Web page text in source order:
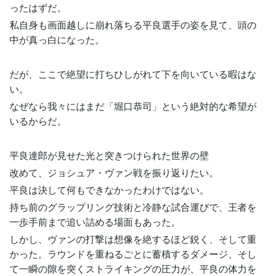
ったはずだ。
私自身も画面越しに崩れ落ちる平良選手の姿を見て、頭の
中が真っ白になった。
だが、ここで絶望に打ちひしがれて下を向いている暇はな
い。
なぜなら我々にはまだ「堀口恭司」という絶対的な希望が
いるからだ。
平良達郎が見せた光と突きつけられた世界の壁
改めて、ジョシュア・ヴァン戦を振り返りたい。
平良は決して何もできなかったわけではない。
持ち前のグラップリング技術と冷静な試合運びで、王者を
一歩手前まで追い詰める場面もあった。
しかし、ヴァンの打撃は想像を絶するほど鋭く、そして重
かった。ラウンドを重ねるごとに蓄積するダメージ、そし
て一瞬の隙を突くストライキングの圧力が、平良の体力を